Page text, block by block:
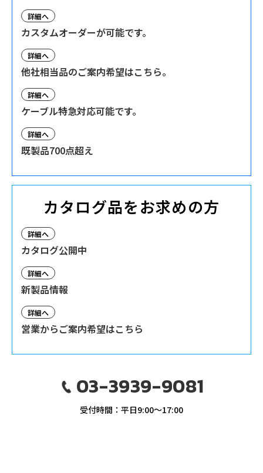
詳細へ
カスタムオーダーが可能です。
詳細へ
他社相当品のご案内希望はこちら。
詳細へ
ケーブル特急対応可能です。
詳細へ
既製品700点超え
カタログ品をお求めの方
詳細へ
カタログ公開中
詳細へ
新製品情報
詳細へ
営業からご案内希望はこちら
03-3939-9081
受付時間：平日9:00〜17:00